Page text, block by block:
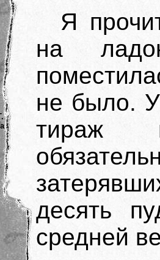
Я
на
не было.
тираж
десять
средней